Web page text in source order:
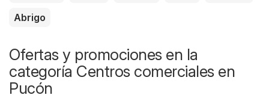
Abrigo
Ofertas y promociones en la
categoría Centros comerciales en
Pucón